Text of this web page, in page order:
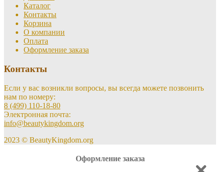
Каталог
Контакты
Корзина
О компании
Оплата
Оформление заказа
Контакты
Если у вас возникли вопросы, вы всегда можете позвонить
нам по номеру:
8 (499) 110-18-80
Электронная почта:
info@beautykingdom.org
2023 © BeautyKingdom.org
Оформление заказа